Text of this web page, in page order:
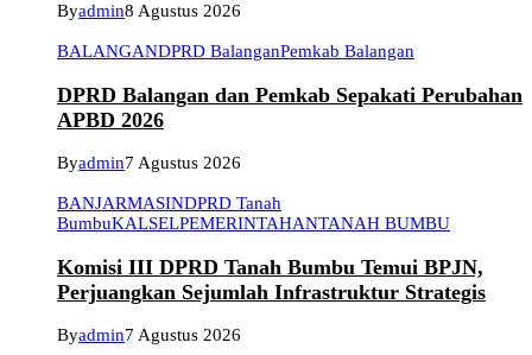
Byadmin8 Agustus 2026
BALANGANDPRD BalanganPemkab Balangan
DPRD Balangan dan Pemkab Sepakati Perubahan
APBD 2026
Byadmin7 Agustus 2026
BANJARMASINDPRD Tanah
BumbuKALSELPEMERINTAHANTANAH BUMBU
Komisi III DPRD Tanah Bumbu Temui BPJN,
Perjuangkan Sejumlah Infrastruktur Strategis
Byadmin7 Agustus 2026